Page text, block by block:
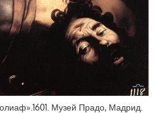
Музей Прадо, Мадрид.